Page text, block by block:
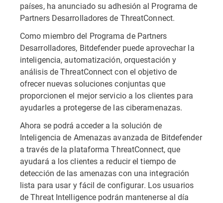
países, ha anunciado su adhesión al Programa de
Partners Desarrolladores de ThreatConnect.
Como miembro del Programa de Partners
Desarrolladores, Bitdefender puede aprovechar la
inteligencia, automatización, orquestación y
análisis de ThreatConnect con el objetivo de
ofrecer nuevas soluciones conjuntas que
proporcionen el mejor servicio a los clientes para
ayudarles a protegerse de las ciberamenazas.
Ahora se podrá acceder a la solución de
Inteligencia de Amenazas avanzada de Bitdefender
a través de la plataforma ThreatConnect, que
ayudará a los clientes a reducir el tiempo de
detección de las amenazas con una integración
lista para usar y fácil de configurar. Los usuarios
de Threat Intelligence podrán mantenerse al día